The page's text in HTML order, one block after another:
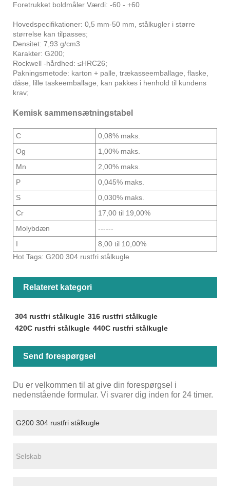
Foretrukket boldmåler Værdi: -60 - +60
Hovedspecifikationer: 0,5 mm-50 mm, stålkugler i større
størrelse kan tilpasses;
Densitet: 7,93 g/cm3
Karakter: G200;
Rockwell -hårdhed: ≤HRC26;
Pakningsmetode: karton + palle, trækasseemballage, flaske,
dåse, lille taskeemballage, kan pakkes i henhold til kundens
krav;
Kemisk sammensætningstabel
C
0,08% maks.
Og
1,00% maks.
Mn
2,00% maks.
P
0,045% maks.
S
0,030% maks.
Cr
17,00 til 19,00%
Molybdæn
------
I
8,00 til 10,00%
Hot Tags: G200 304 rustfri stålkugle
Relateret kategori
304 rustfri stålkugle 316 rustfri stålkugle
420C rustfri stålkugle 440C rustfri stålkugle
Send forespørgsel
Du er velkommen til at give din forespørgsel i
nedenstående formular. Vi svarer dig inden for 24 timer.